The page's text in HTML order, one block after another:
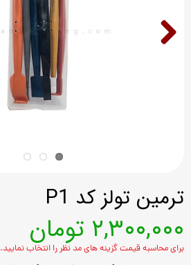
ترمین تولز کد P1
۲,۳۰۰,۰۰۰ تومان
برای محاسبه قیمت گزینه های مد نظر را انتخاب نمایید.